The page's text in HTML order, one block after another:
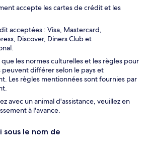
accepte les cartes de crédit et les
acceptées : Visa, Mastercard,
Discover, Diners Club et
les normes culturelles et les règles pour
peuvent différer selon le pays et
Les règles mentionnées sont fournies par
avec un animal d'assistance, veuillez en
à l'avance.
sous le nom de